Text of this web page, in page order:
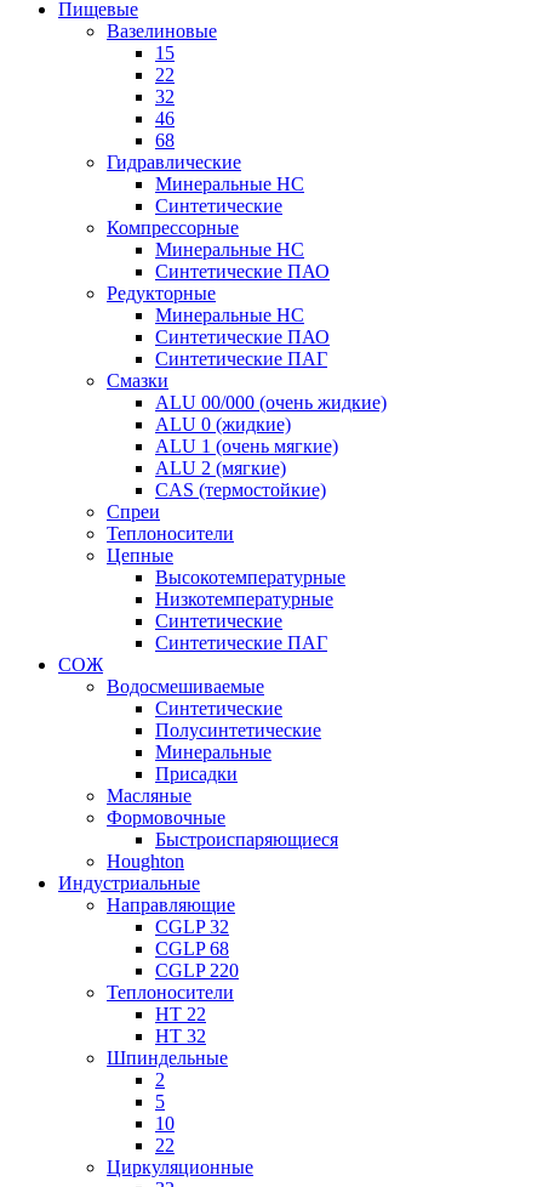
Пищевые
Вазелиновые
15
22
32
46
68
Гидравлические
Минеральные HC
Синтетические
Компрессорные
Минеральные HC
Синтетические ПАО
Редукторные
Минеральные HC
Синтетические ПАО
Синтетические ПАГ
Смазки
ALU 00/000 (очень жидкие)
ALU 0 (жидкие)
ALU 1 (очень мягкие)
ALU 2 (мягкие)
CAS (термостойкие)
Спреи
Теплоносители
Цепные
Высокотемпературные
Низкотемпературные
Синтетические
Синтетические ПАГ
СОЖ
Водосмешиваемые
Синтетические
Полусинтетические
Минеральные
Присадки
Масляные
Формовочные
Быстроиспаряющиеся
Houghton
Индустриальные
Направляющие
CGLP 32
CGLP 68
CGLP 220
Теплоносители
HT 22
HT 32
Шпиндельные
2
5
10
22
Циркуляционные